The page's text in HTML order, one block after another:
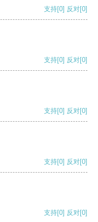
支持[0] 反对[0]
支持[0] 反对[0]
支持[0] 反对[0]
支持[0] 反对[0]
支持[0] 反对[0]